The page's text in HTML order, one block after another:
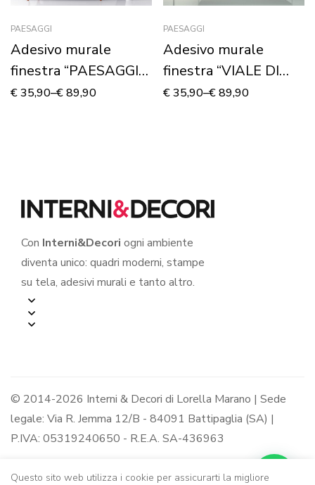
PAESAGGI
Adesivo murale
finestra “PAESAGGIO
VARIOPINTO” –
€35,90–€89,90
PAESAGGI
Adesivo murale
finestra “VIALE DI
CAMPAGNA” –
€35,90–€89,90
Con Interni&Decori ogni ambiente
diventa unico: quadri moderni, stampe
su tela, adesivi murali e tanto altro.
© 2014-2026 Interni & Decori di Lorella Marano | Sede
legale: Via R. Jemma 12/B - 84091 Battipaglia (SA) |
P.IVA: 05319240650 - R.E.A. SA-436963
Questo sito web utilizza i cookie per assicurarti la migliore